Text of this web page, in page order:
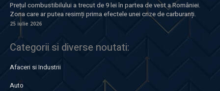
Prețul combustibilului a trecut de 9 lei în partea de vest a României.
Zona care ar putea resimți prima efectele unei crize de carburanți.
25 iulie 2026
Categorii si diverse noutati:
Afaceri si Industrii
Auto